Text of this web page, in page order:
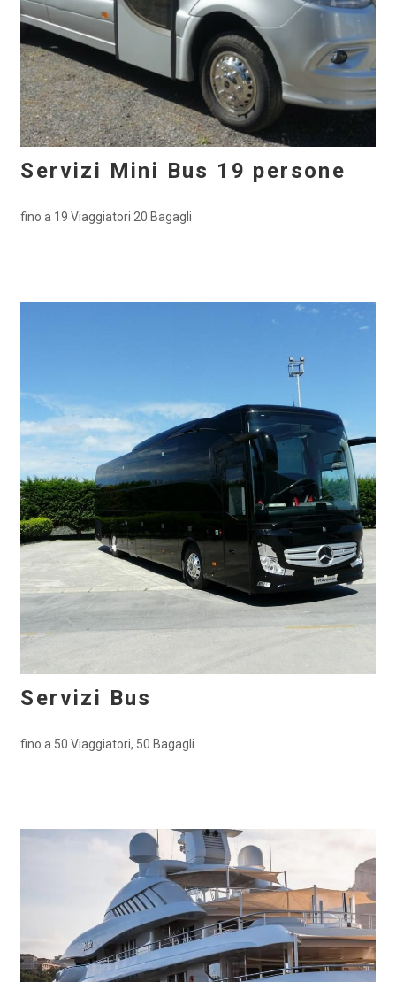
Servizi Mini Bus 19 persone
fino a 19 Viaggiatori 20 Bagagli
Servizi Bus
fino a 50 Viaggiatori, 50 Bagagli